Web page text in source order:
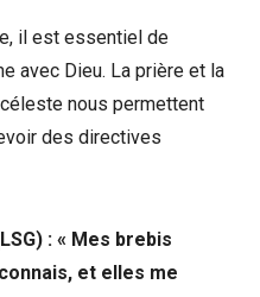
il est essentiel de
avec Dieu. La prière et la
nous permettent
des directives
: « Mes brebis
et elles me